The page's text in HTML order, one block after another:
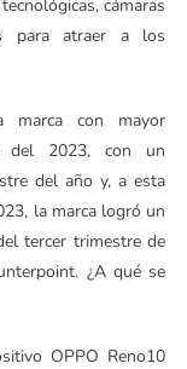
cámaras
para atraer a los
marca con mayor
del 2023, con un
del año y, a esta
la marca logró un
tercer trimestre de
¿A qué se
OPPO Reno10